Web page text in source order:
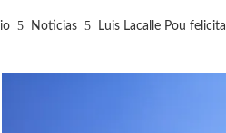
Noticias Luis Lacalle Pou